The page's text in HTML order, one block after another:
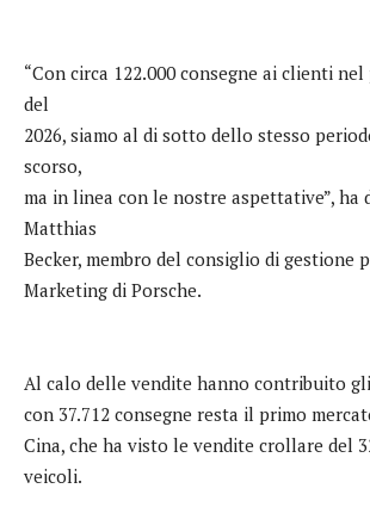
“Con circa 122.000 consegne ai clienti
del
2026, siamo al di sotto dello stesso
scorso,
ma in linea con le nostre aspettative”, ha
Matthias
Becker, membro del consiglio di gestione
Marketing di Porsche.
Al calo delle vendite hanno contribuito gli
con 37.712 consegne resta il primo
Cina, che ha visto le vendite crollare del
veicoli.